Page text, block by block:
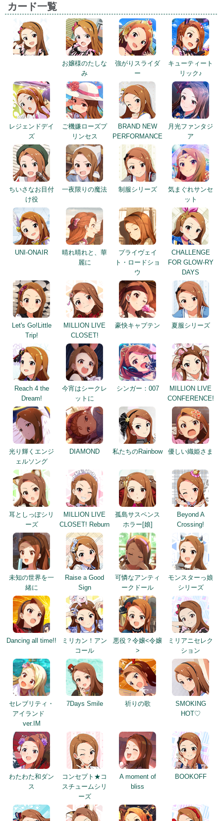
カード一覧
お嬢様のたしな
み
強がりスライダ
ー
キューティート
リック♪
レジェンドデイ
ズ
ご機嫌ローズプ
リンセス
BRAND NEW
PERFORMANCE
月光ファンタジ
ア
ちいさなお目付
け役
一夜限りの魔法 制服シリーズ
気まぐれサンセ
ット
UNI-ONAIR
晴れ晴れと、華
麗に
プライヴェイ
ト・ロードショ
ウ
CHALLENGE
FOR GLOW-RY
DAYS
Let's Go!Little
Trip!
MILLION LIVE
CLOSET!
豪快キャプテン 夏服シリーズ
Reach 4 the
Dream!
今宵はシークレ
ットに
シンガー：007
MILLION LIVE
CONFERENCE!
光り輝くエンジ
ェルソング
DIAMOND 私たちのRainbow 優しい織姫さま
耳としっぽシリ
ーズ
MILLION LIVE
CLOSET! Reburn
孤島サスペンス
ホラー[娘]
Beyond A
Crossing!
未知の世界を一
緒に
Raise a Good
Sign
可憐なアンティ
ークドール
モンスターっ娘
シリーズ
Dancing all time!!
ミリカン！アン
コール
悪役？令嬢<令嬢
>
ミリアニセレク
ション
セレブリティ・
アイランド
ver.IM
7Days Smile 祈りの歌
SMOKING
HOT♡
わたわた和ダン
ス
コンセプト★コ
スチュームシリ
ーズ
A moment of
bliss
BOOKOFF